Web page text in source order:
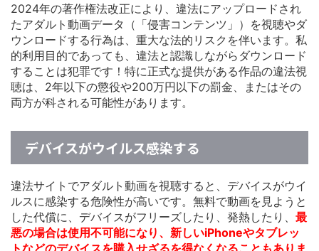
2024年の著作権法改正により、違法にアップロードされ
たアダルト動画データ（「侵害コンテンツ」）を視聴やダ
ウンロードする行為は、重大な法的リスクを伴います。私
的利用目的であっても、違法と認識しながらダウンロード
することは犯罪です！特に正式な提供がある作品の違法視
聴は、2年以下の懲役や200万円以下の罰金、またはその
両方が科される可能性があります。
デバイスがウイルス感染する
違法サイトでアダルト動画を視聴すると、デバイスがウイ
ルスに感染する危険性が高いです。無料で動画を見ようと
した代償に、デバイスがフリーズしたり、発熱したり、 最
悪の場合は使用不可能になり、新しいiPhoneやタブレッ